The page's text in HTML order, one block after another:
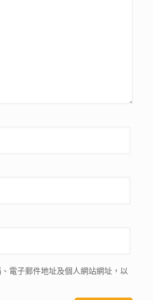
電子郵件地址及個人網站網址，以